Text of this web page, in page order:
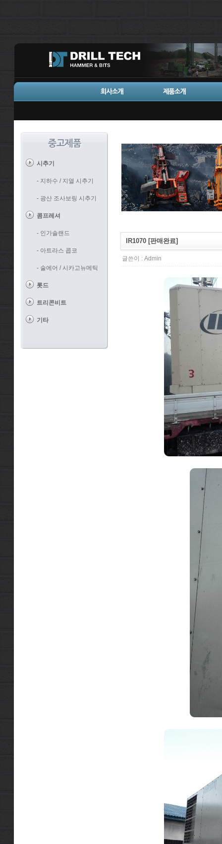
시추기
- 지하수 / 지열 시추기
- 광산 조사보링 시추기
콤프레셔
- 인가솔랜드
- 아트라스 콥코
- 술에어 / 시카고뉴메틱
롯드
트리콘비트
기타
IR1070 [판매완료]
글쓴이 : Admin